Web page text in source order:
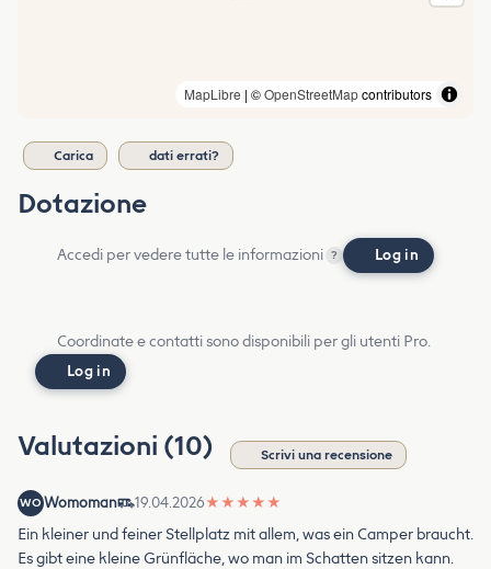
MapLibre | ©OpenStreetMapcontributors
Carica dati errati?
Dotazione
Accedi per vedere tutte le informazioni ? Log in
Coordinate e contatti sono disponibili per gli utenti Pro.
Log in
Valutazioni (10) Scrivi una recensione
WO Womoman 19.04.2026★ ★ ★ ★ ★
Ein kleiner und feiner Stellplatz mit allem, was ein Camper braucht.
Es gibt eine kleine Grünfläche, wo man im Schatten sitzen kann.